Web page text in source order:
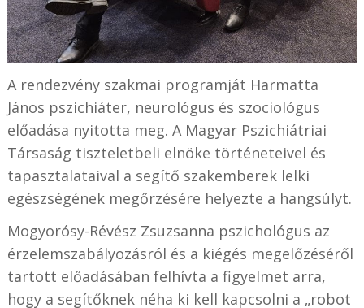
A rendezvény szakmai programját Harmatta
János pszichiáter, neurológus és szociológus
előadása nyitotta meg. A Magyar Pszichiátriai
Társaság tiszteletbeli elnöke történeteivel és
tapasztalataival a segítő szakemberek lelki
egészségének megőrzésére helyezte a hangsúlyt.
Mogyorósy-Révész Zsuzsanna pszichológus az
érzelemszabályozásról és a kiégés megelőzéséről
tartott előadásában felhívta a figyelmet arra,
hogy a segítőknek néha ki kell kapcsolni a „robot